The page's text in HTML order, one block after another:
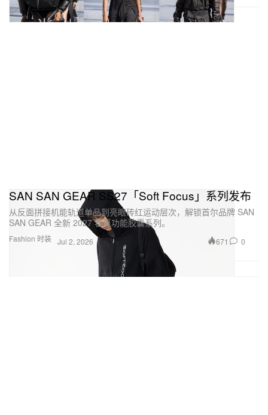
Fashion 时装
SAN SAN GEAR SS27「Soft Focus」系列发布
从反面拼接机能轨道单品到亮眼砖红运动层次，解锁首尔品牌 SAN
SAN GEAR 全新 2027 春夏功能胶囊系列。
Jul 2, 2026 671 0